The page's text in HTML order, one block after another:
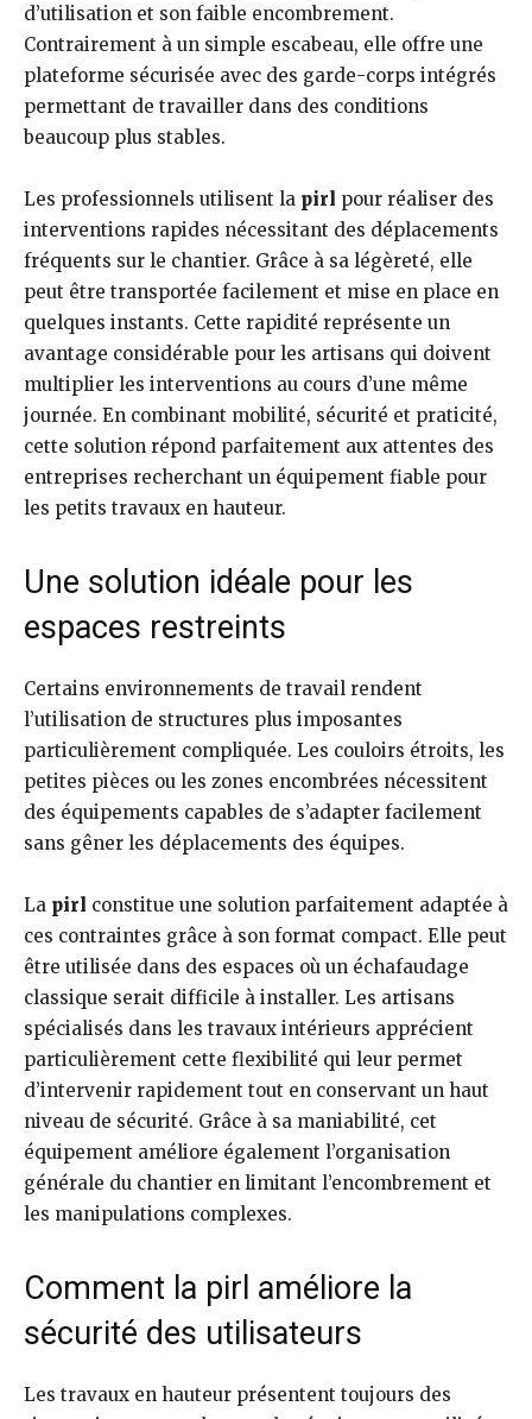
d’utilisation et son faible encombrement.
Contrairement à un simple escabeau, elle offre une
plateforme sécurisée avec des garde-corps intégrés
permettant de travailler dans des conditions
beaucoup plus stables.
Les professionnels utilisent la pirl pour réaliser des
interventions rapides nécessitant des déplacements
fréquents sur le chantier. Grâce à sa légèreté, elle
peut être transportée facilement et mise en place en
quelques instants. Cette rapidité représente un
avantage considérable pour les artisans qui doivent
multiplier les interventions au cours d’une même
journée. En combinant mobilité, sécurité et praticité,
cette solution répond parfaitement aux attentes des
entreprises recherchant un équipement fiable pour
les petits travaux en hauteur.
Une solution idéale pour les
espaces restreints
Certains environnements de travail rendent
l’utilisation de structures plus imposantes
particulièrement compliquée. Les couloirs étroits, les
petites pièces ou les zones encombrées nécessitent
des équipements capables de s’adapter facilement
sans gêner les déplacements des équipes.
La pirl constitue une solution parfaitement adaptée à
ces contraintes grâce à son format compact. Elle peut
être utilisée dans des espaces où un échafaudage
classique serait difficile à installer. Les artisans
spécialisés dans les travaux intérieurs apprécient
particulièrement cette flexibilité qui leur permet
d’intervenir rapidement tout en conservant un haut
niveau de sécurité. Grâce à sa maniabilité, cet
équipement améliore également l’organisation
générale du chantier en limitant l’encombrement et
les manipulations complexes.
Comment la pirl améliore la
sécurité des utilisateurs
Les travaux en hauteur présentent toujours des